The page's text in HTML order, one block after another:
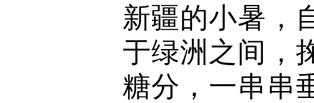
新疆的小暑，
于绿洲之间，
糖分，一串串